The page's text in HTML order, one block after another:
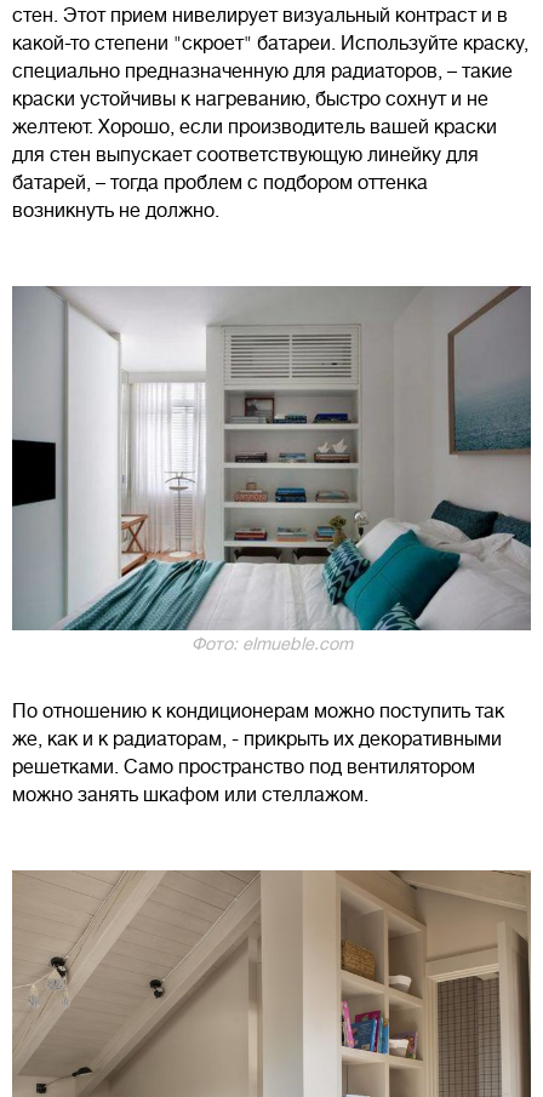
стен. Этот прием нивелирует визуальный контраст и в
какой-то степени "скроет" батареи. Используйте краску,
специально предназначенную для радиаторов, – такие
краски устойчивы к нагреванию, быстро сохнут и не
желтеют. Хорошо, если производитель вашей краски
для стен выпускает соответствующую линейку для
батарей, – тогда проблем с подбором оттенка
возникнуть не должно.
Фото: elmueble.com
По отношению к кондиционерам можно поступить так
же, как и к радиаторам, - прикрыть их декоративными
решетками. Само пространство под вентилятором
можно занять шкафом или стеллажом.